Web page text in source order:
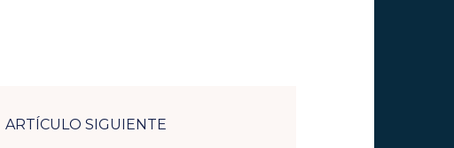
ARTÍCULO SIGUIENTE